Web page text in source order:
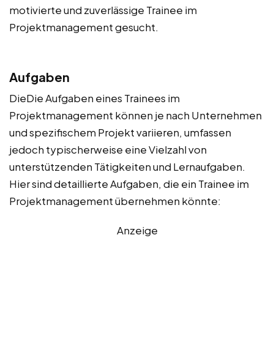
motivierte und zuverlässige Trainee im
Projektmanagement gesucht.
Aufgaben
DieDie Aufgaben eines Trainees im
Projektmanagement können je nach Unternehmen
und spezifischem Projekt variieren, umfassen
jedoch typischerweise eine Vielzahl von
unterstützenden Tätigkeiten und Lernaufgaben.
Hier sind detaillierte Aufgaben, die ein Trainee im
Projektmanagement übernehmen könnte:
Anzeige